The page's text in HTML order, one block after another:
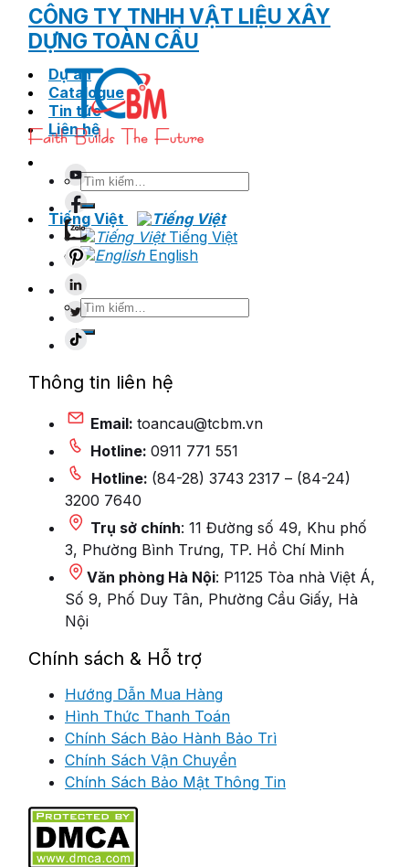
Dự án
Catalogue
Tin tức
Liên hệ
Tìm
kiếm:
Tiếng Việt
Tiếng Việt
English
Tìm
kiếm:
CÔNG TY TNHH VẬT LIỆU XÂY
DỰNG TOÀN CẦU
Thông tin liên hệ
Email: toancau@tcbm.vn
Hotline: 0911 771 551
Hotline: (84-28) 3743 2317 – (84-24)
3200 7640
Trụ sở chính: 11 Đường số 49, Khu phố
3, Phường Bình Trưng, TP. Hồ Chí Minh
Văn phòng Hà Nội: P1125 Tòa nhà Việt Á,
Số 9, Phố Duy Tân, Phường Cầu Giấy, Hà
Nội
Chính sách & Hỗ trợ
Hướng Dẫn Mua Hàng
Hình Thức Thanh Toán
Chính Sách Bảo Hành Bảo Trì
Chính Sách Vận Chuyển
Chính Sách Bảo Mật Thông Tin